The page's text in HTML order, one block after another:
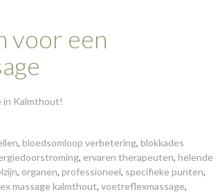
voor een
in Kalmthout!
, bloedsomloop verbetering, blokkades
, ervaren therapeuten, helende
, organen, professioneel, specifieke punten,
massage kalmthout, voetreflexmassage,